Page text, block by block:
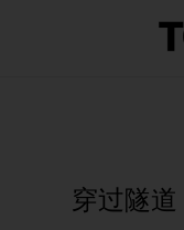
穿过隧